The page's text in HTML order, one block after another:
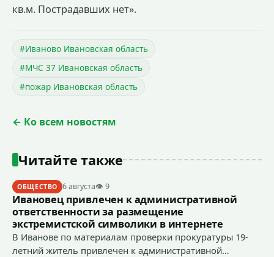
кв.м. Пострадавших нет».
#Иваново Ивановская область
#МЧС 37 Ивановская область
#пожар Ивановская область
← Ко всем новостям
Читайте также
ОБЩЕСТВО 6 августа👁 9
Ивановец привлечен к административной
ответственности за размещение
экстремистской символики в интернете
В Иванове по материалам проверки прокуратуры 19-
летний житель привлечен к административной